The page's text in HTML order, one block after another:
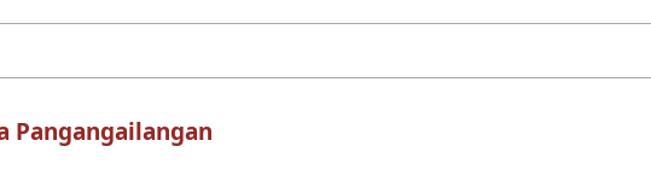
Pangangailangan